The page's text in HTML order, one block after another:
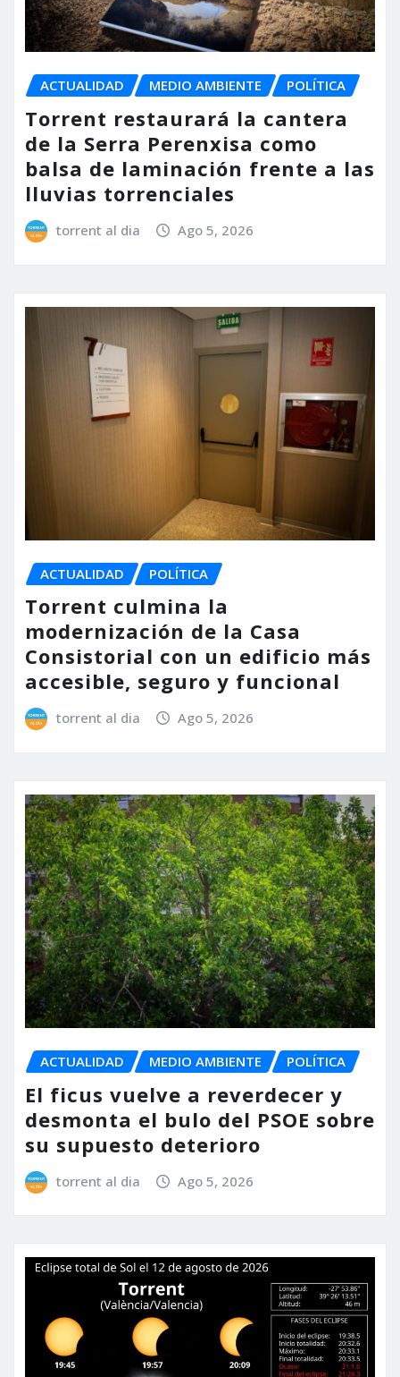
ACTUALIDAD MEDIO AMBIENTE POLÍTICA
Torrent restaurará la cantera
de la Serra Perenxisa como
balsa de laminación frente a las
lluvias torrenciales
torrent al dia Ago 5, 2026
ACTUALIDAD POLÍTICA
Torrent culmina la
modernización de la Casa
Consistorial con un edificio más
accesible, seguro y funcional
torrent al dia Ago 5, 2026
ACTUALIDAD MEDIO AMBIENTE POLÍTICA
El ficus vuelve a reverdecer y
desmonta el bulo del PSOE sobre
su supuesto deterioro
torrent al dia Ago 5, 2026